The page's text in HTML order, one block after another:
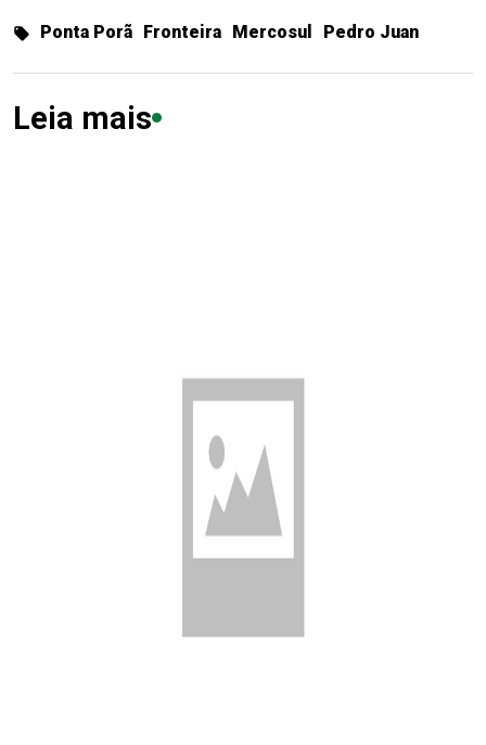
Ponta Porã Fronteira Mercosul Pedro Juan
Leia mais